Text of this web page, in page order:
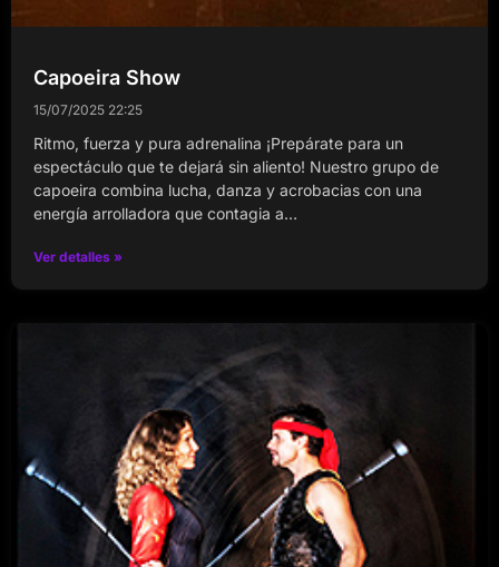
Capoeira Show
15/07/2025 22:25
Ritmo, fuerza y pura adrenalina ¡Prepárate para un
espectáculo que te dejará sin aliento! Nuestro grupo de
capoeira combina lucha, danza y acrobacias con una
energía arrolladora que contagia a…
Ver detalles »